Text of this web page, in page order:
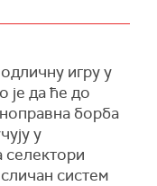
игру у
је да ће до
борба
у
систем